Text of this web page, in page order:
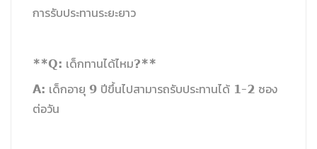
การรับประทานระยะยาว
**Q: เด็กทานได้ไหม?**
A: เด็กอายุ 9 ปีขึ้นไปสามารถรับประทานได้ 1-2 ซอง
ต่อวัน